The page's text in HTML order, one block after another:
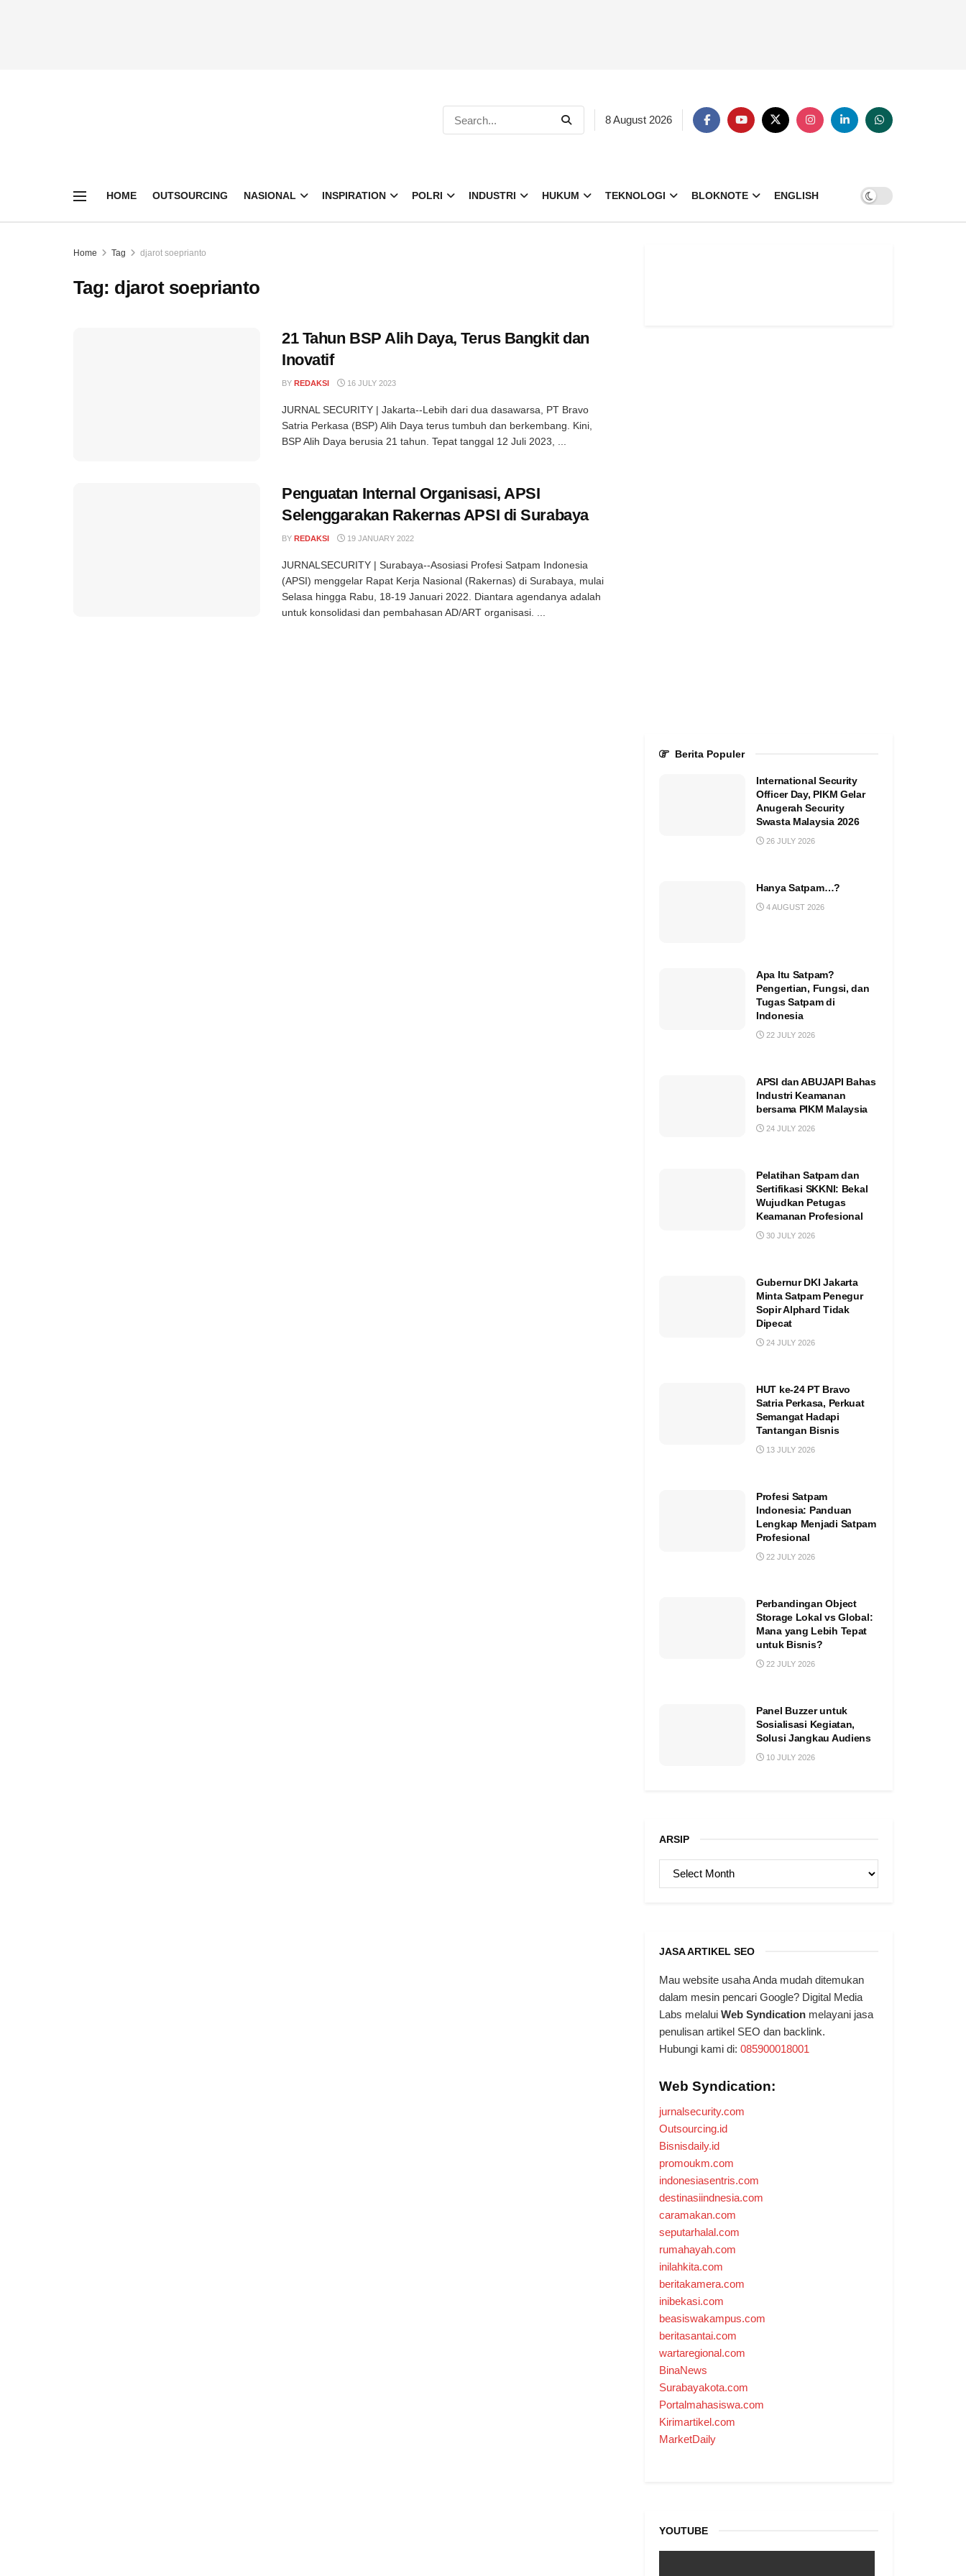
8 August 2026
HOME OUTSOURCING NASIONAL INSPIRATION POLRI INDUSTRI HUKUM TEKNOLOGI BLOKNOTE ENGLISH
Home Tag djarot soeprianto
Tag: djarot soeprianto
21 Tahun BSP Alih Daya, Terus Bangkit dan
Inovatif
BY REDAKSI 16 JULY 2023
JURNAL SECURITY | Jakarta--Lebih dari dua dasawarsa, PT Bravo
Satria Perkasa (BSP) Alih Daya terus tumbuh dan berkembang. Kini,
BSP Alih Daya berusia 21 tahun. Tepat tanggal 12 Juli 2023, ...
Penguatan Internal Organisasi, APSI
Selenggarakan Rakernas APSI di Surabaya
BY REDAKSI 19 JANUARY 2022
JURNALSECURITY | Surabaya--Asosiasi Profesi Satpam Indonesia
(APSI) menggelar Rapat Kerja Nasional (Rakernas) di Surabaya, mulai
Selasa hingga Rabu, 18-19 Januari 2022. Diantara agendanya adalah
untuk konsolidasi dan pembahasan AD/ART organisasi. ...
Berita Populer
International Security
Officer Day, PIKM Gelar
Anugerah Security
Swasta Malaysia 2026
26 JULY 2026
Hanya Satpam…?
4 AUGUST 2026
Apa Itu Satpam?
Pengertian, Fungsi, dan
Tugas Satpam di
Indonesia
22 JULY 2026
APSI dan ABUJAPI Bahas
Industri Keamanan
bersama PIKM Malaysia
24 JULY 2026
Pelatihan Satpam dan
Sertifikasi SKKNI: Bekal
Wujudkan Petugas
Keamanan Profesional
30 JULY 2026
Gubernur DKI Jakarta
Minta Satpam Penegur
Sopir Alphard Tidak
Dipecat
24 JULY 2026
HUT ke-24 PT Bravo
Satria Perkasa, Perkuat
Semangat Hadapi
Tantangan Bisnis
13 JULY 2026
Profesi Satpam
Indonesia: Panduan
Lengkap Menjadi Satpam
Profesional
22 JULY 2026
Perbandingan Object
Storage Lokal vs Global:
Mana yang Lebih Tepat
untuk Bisnis?
22 JULY 2026
Panel Buzzer untuk
Sosialisasi Kegiatan,
Solusi Jangkau Audiens
10 JULY 2026
ARSIP
ARSIP
JASA ARTIKEL SEO
Mau website usaha Anda mudah ditemukan
dalam mesin pencari Google? Digital Media
Labs melalui Web Syndication melayani jasa
penulisan artikel SEO dan backlink.
Hubungi kami di: 085900018001
Web Syndication:
jurnalsecurity.com
Outsourcing.id
Bisnisdaily.id
promoukm.com
indonesiasentris.com
destinasiindnesia.com
caramakan.com
seputarhalal.com
rumahayah.com
inilahkita.com
beritakamera.com
inibekasi.com
beasiswakampus.com
beritasantai.com
wartaregional.com
BinaNews
Surabayakota.com
Portalmahasiswa.com
Kirimartikel.com
MarketDaily
YOUTUBE